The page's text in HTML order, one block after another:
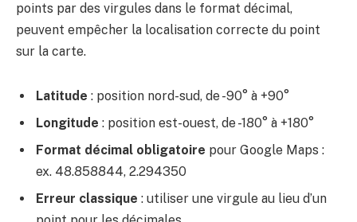
points par des virgules dans le format décimal,
peuvent empêcher la localisation correcte du point
sur la carte.
Latitude : position nord-sud, de -90° à +90°
Longitude : position est-ouest, de -180° à +180°
Format décimal obligatoire pour Google Maps :
ex. 48.858844, 2.294350
Erreur classique : utiliser une virgule au lieu d’un